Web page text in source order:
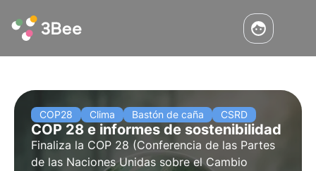
COP28 Clima Bastón de caña CSRD
COP 28 e informes de sostenibilidad
Finaliza la COP 28 (Conferencia de las Partes
de las Naciones Unidas sobre el Cambio